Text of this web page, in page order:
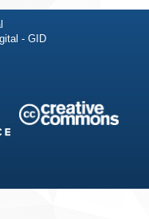
- GID